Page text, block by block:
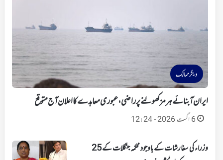
دیگر ممالک
ایران آبنائے ہرمز کھولنے پر راضی،عبوری معاہدے کا اعلان آج متوقع
6 اگست 2026 - 12:24
وزراء کی سفارشات کے باوجود محکمہ جنگلات کے 25